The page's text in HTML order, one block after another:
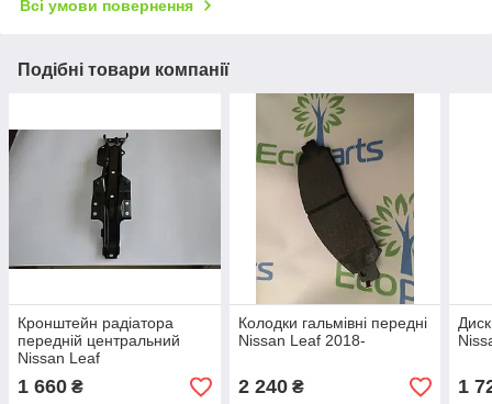
Всі умови повернення
Подібні товари компанії
Кронштейн радіатора
передній центральний
Nissan Leaf
1 660 ₴
Колодки гальмівні передні
Nissan Leaf 2018-
2 240₴ 1